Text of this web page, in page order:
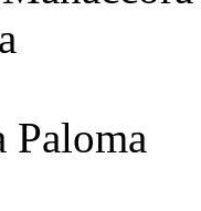
Paloma